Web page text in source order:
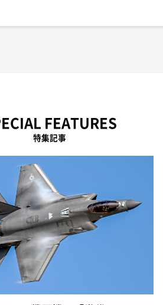
FEATURES
特集記事